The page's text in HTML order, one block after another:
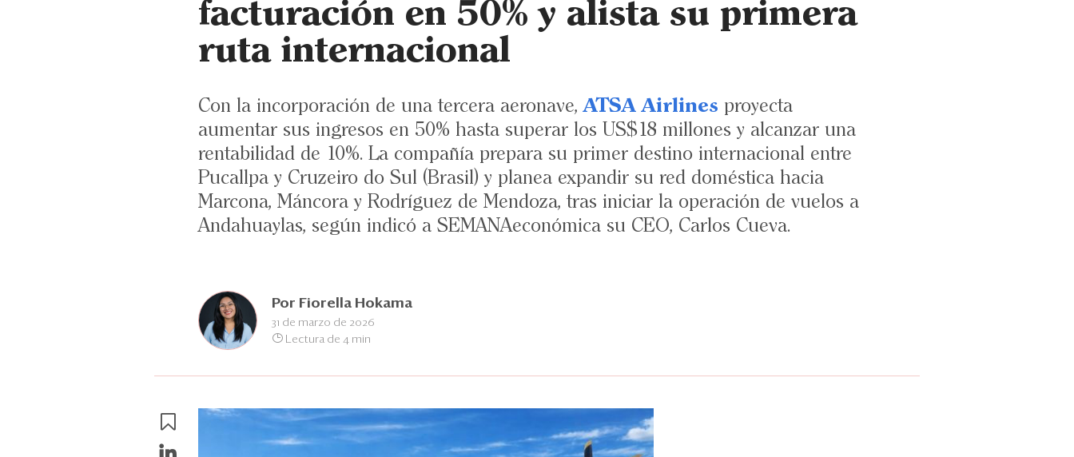
facturación en 50% y alista su primera
ruta internacional
Con la incorporación de una tercera aeronave,ATSA Airlines proyecta
aumentar sus ingresos en 50% hasta superar los US$18 millones y alcanzar una
rentabilidad de 10%. La compañía prepara su primer destino internacional entre
Pucallpa y Cruzeiro do Sul (Brasil) y planea expandir su red doméstica hacia
Marcona, Máncora y Rodríguez de Mendoza, tras iniciar la operación de vuelos a
Andahuaylas, según indicó a SEMANAeconómica su CEO, Carlos Cueva.
Por Fiorella Hokama
31 de marzo de 2026
Lectura de 4 min